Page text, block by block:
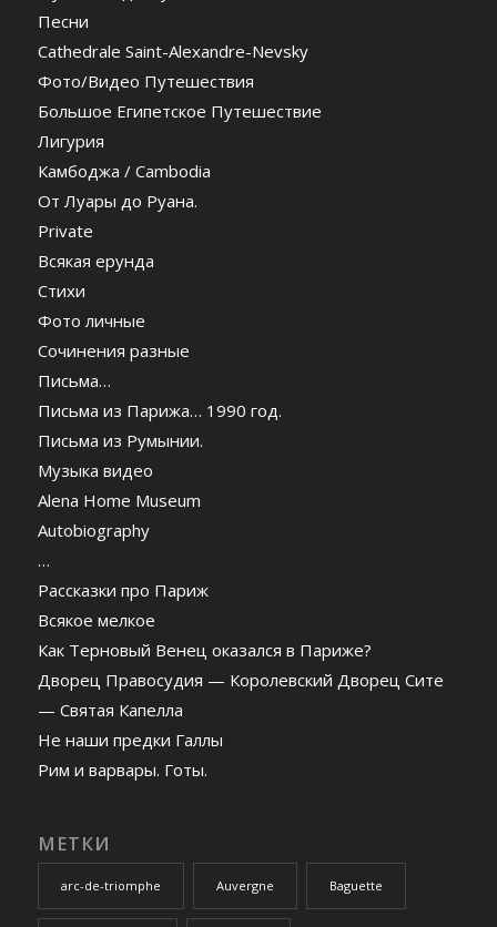
Песни
Cathedrale Saint-Alexandre-Nevsky
Фото/Видео Путешествия
Большое Египетское Путешествие
Лигурия
Камбоджа / Cambodia
От Луары до Руана.
Private
Всякая ерунда
Стихи
Фото личные
Сочинения разные
Письма…
Письма из Парижа… 1990 год.
Письма из Румынии.
Музыка видео
Alena Home Museum
Autobiography
…
Рассказки про Париж
Всякое мелкое
Как Терновый Венец оказался в Париже?
Дворец Правосудия — Королевский Дворец Сите
— Святая Капелла
Не наши предки Галлы
Рим и варвары. Готы.
МЕТКИ
arc-de-triomphe Auvergne Baguette